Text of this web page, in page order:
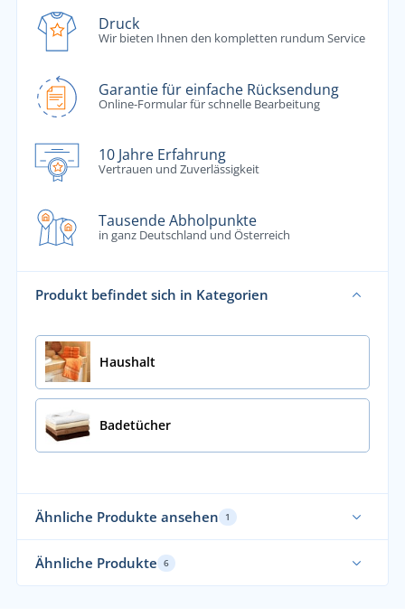
Druck
Wir bieten Ihnen den kompletten rundum Service
Garantie für einfache Rücksendung
Online-Formular für schnelle Bearbeitung
10 Jahre Erfahrung
Vertrauen und Zuverlässigkeit
Tausende Abholpunkte
in ganz Deutschland und Österreich
Produkt befindet sich in Kategorien
Haushalt
Badetücher
Ähnliche Produkte ansehen 1
Ähnliche Produkte 6